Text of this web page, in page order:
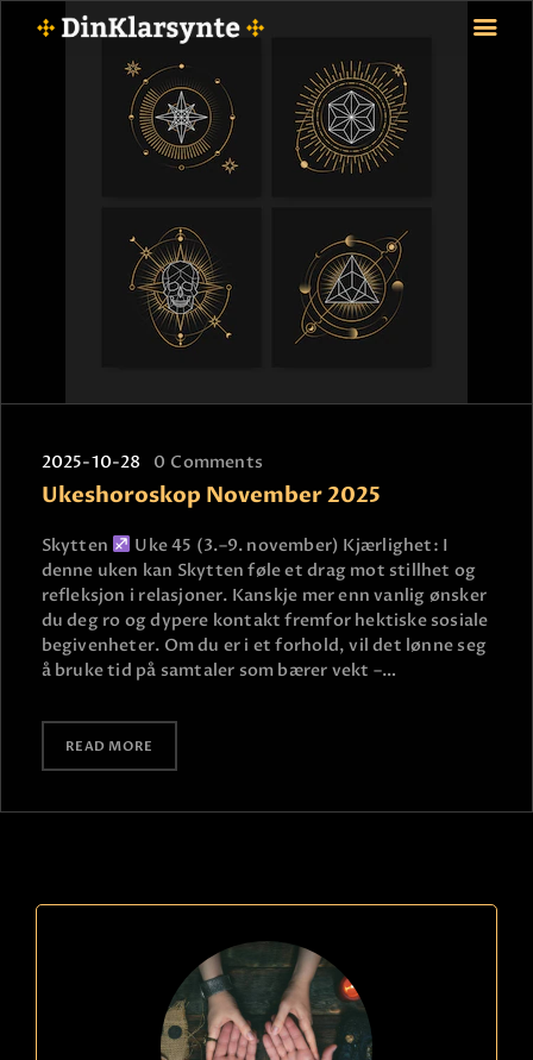
FORSIDE
STJERNETEGN
TAROTKORT
KLARSYNTE
BLOGG
VIPPS
FAQ
KONTAKT OSS
2025-10-28 0 Comments
Ukeshoroskop November 2025
Skytten
Uke 45 (3.–9. november) Kjærlighet: I
denne uken kan Skytten føle et drag mot stillhet og
refleksjon i relasjoner. Kanskje mer enn vanlig ønsker
du deg ro og dypere kontakt fremfor hektiske sosiale
begivenheter. Om du er i et forhold, vil det lønne seg
å bruke tid på samtaler som bærer vekt –…
READ MORE